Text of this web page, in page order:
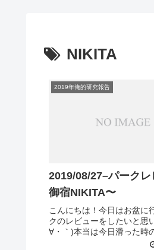
NIKITA
2019年俺的研究報告
2019/08/27–パークレ
御宿NIKITA〜
こんにちは！今日はお盆に
クのレビューをしたいと思
∀・｀)本当は今日滑った時
づきを書きたいんですけど